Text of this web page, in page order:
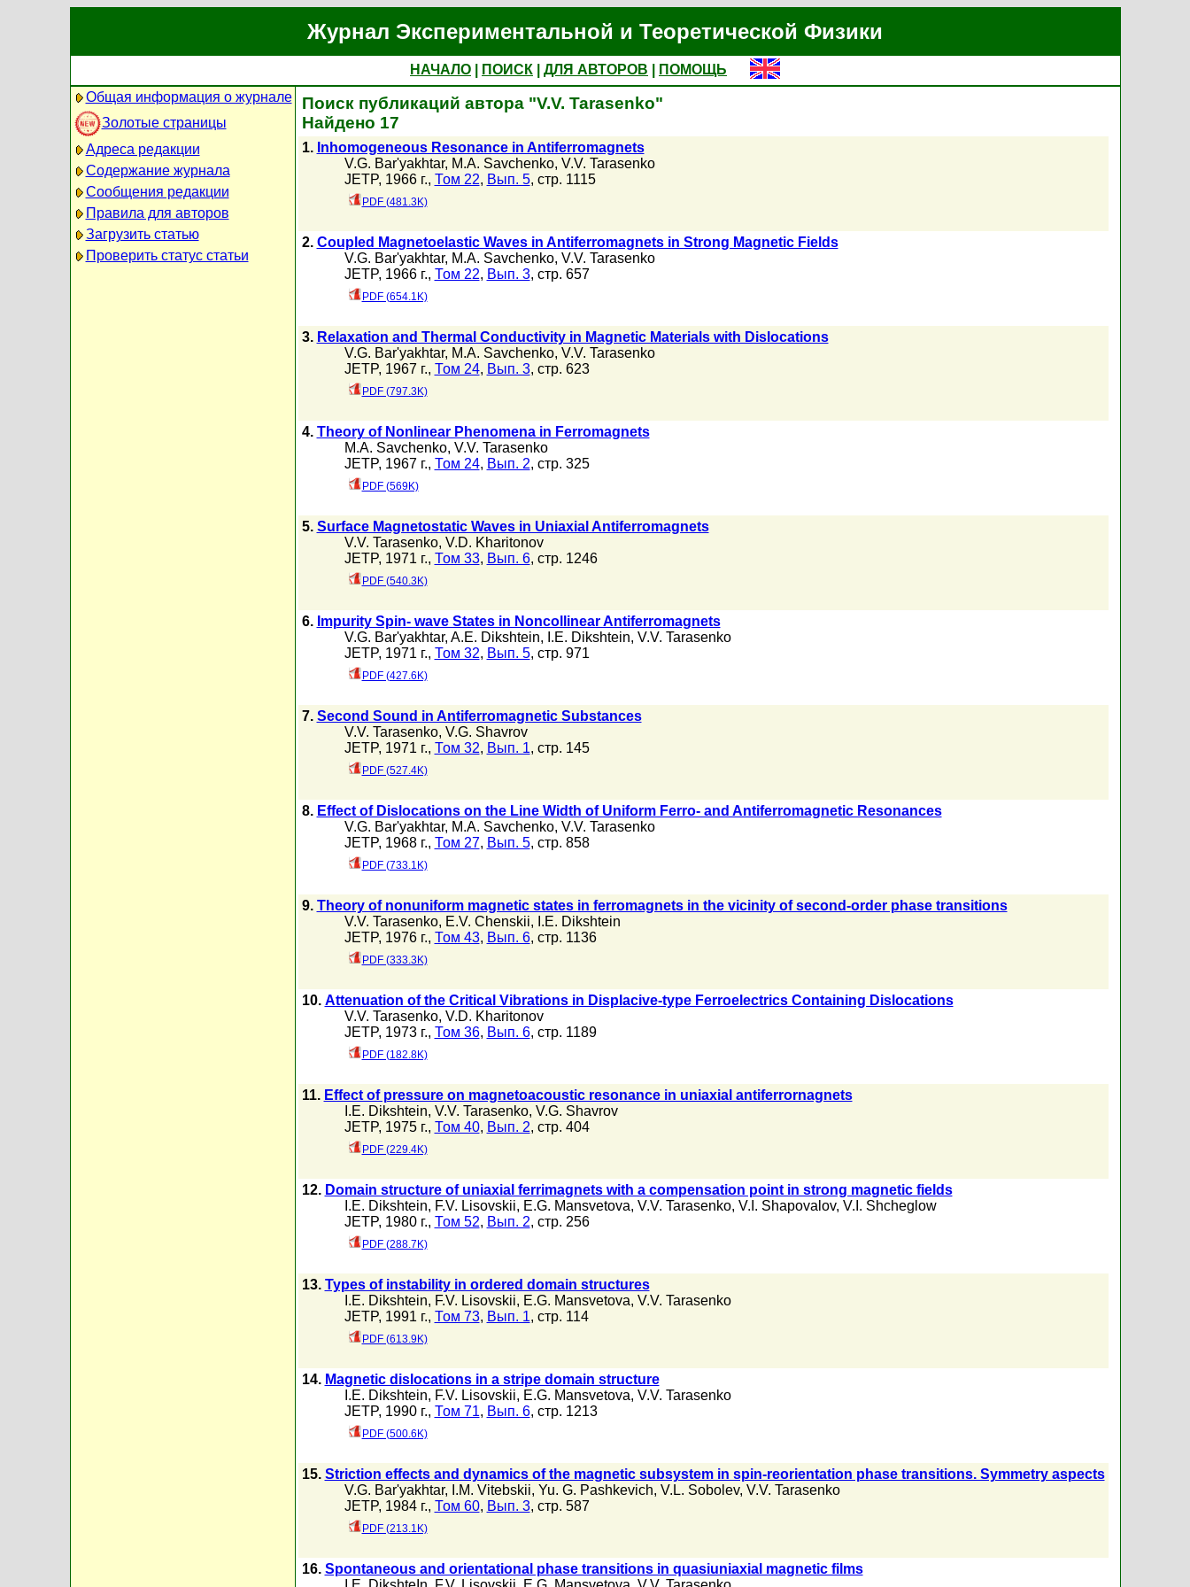
Журнал Экспериментальной и Теоретической Физики
НАЧАЛО ПОИСК ДЛЯ АВТОРОВ
ПОМОЩЬ
Общая информация о журнале
Золотые страницы
Адреса редакции
Содержание журнала
Сообщения редакции
Правила для авторов
Загрузить статью
Проверить статус статьи
Поиск публикаций автора "V.V. Tarasenko"
Найдено 17
1. Inhomogeneous Resonance in Antiferromagnets
V.G. Bar'yakhtar, M.A. Savchenko, V.V. Tarasenko
JETP, 1966 г., Том 22, Вып. 5, стр. 1115
PDF (481.3K)
2. Coupled Magnetoelastic Waves in Antiferromagnets in Strong Magnetic Fields
V.G. Bar'yakhtar, M.A. Savchenko, V.V. Tarasenko
JETP, 1966 г., Том 22, Вып. 3, стр. 657
PDF (654.1K)
3. Relaxation and Thermal Conductivity in Magnetic Materials with Dislocations
V.G. Bar'yakhtar, M.A. Savchenko, V.V. Tarasenko
JETP, 1967 г., Том 24, Вып. 3, стр. 623
PDF (797.3K)
4. Theory of Nonlinear Phenomena in Ferromagnets
M.A. Savchenko, V.V. Tarasenko
JETP, 1967 г., Том 24, Вып. 2, стр. 325
PDF (569K)
5. Surface Magnetostatic Waves in Uniaxial Antiferromagnets
V.V. Tarasenko, V.D. Kharitonov
JETP, 1971 г., Том 33, Вып. 6, стр. 1246
PDF (540.3K)
6. Impurity Spin- wave States in Noncollinear Antiferromagnets
V.G. Bar'yakhtar, A.E. Dikshtein, I.E. Dikshtein, V.V. Tarasenko
JETP, 1971 г., Том 32, Вып. 5, стр. 971
PDF (427.6K)
7. Second Sound in Antiferromagnetic Substances
V.V. Tarasenko, V.G. Shavrov
JETP, 1971 г., Том 32, Вып. 1, стр. 145
PDF (527.4K)
8. Effect of Dislocations on the Line Width of Uniform Ferro- and Antiferromagnetic Resonances
V.G. Bar'yakhtar, M.A. Savchenko, V.V. Tarasenko
JETP, 1968 г., Том 27, Вып. 5, стр. 858
PDF (733.1K)
9. Theory of nonuniform magnetic states in ferromagnets in the vicinity of second-order phase transitions
V.V. Tarasenko, E.V. Chenskii, I.E. Dikshtein
JETP, 1976 г., Том 43, Вып. 6, стр. 1136
PDF (333.3K)
10. Attenuation of the Critical Vibrations in Displacive-type Ferroelectrics Containing Dislocations
V.V. Tarasenko, V.D. Kharitonov
JETP, 1973 г., Том 36, Вып. 6, стр. 1189
PDF (182.8K)
11. Effect of pressure on magnetoacoustic resonance in uniaxial antiferrornagnets
I.E. Dikshtein, V.V. Tarasenko, V.G. Shavrov
JETP, 1975 г., Том 40, Вып. 2, стр. 404
PDF (229.4K)
12. Domain structure of uniaxial ferrimagnets with a compensation point in strong magnetic fields
I.E. Dikshtein, F.V. Lisovskii, E.G. Mansvetova, V.V. Tarasenko, V.I. Shapovalov, V.I. Shcheglow
JETP, 1980 г., Том 52, Вып. 2, стр. 256
PDF (288.7K)
13. Types of instability in ordered domain structures
I.E. Dikshtein, F.V. Lisovskii, E.G. Mansvetova, V.V. Tarasenko
JETP, 1991 г., Том 73, Вып. 1, стр. 114
PDF (613.9K)
14. Magnetic dislocations in a stripe domain structure
I.E. Dikshtein, F.V. Lisovskii, E.G. Mansvetova, V.V. Tarasenko
JETP, 1990 г., Том 71, Вып. 6, стр. 1213
PDF (500.6K)
15. Striction effects and dynamics of the magnetic subsystem in spin-reorientation phase transitions. Symmetry aspects
V.G. Bar'yakhtar, I.M. Vitebskii, Yu. G. Pashkevich, V.L. Sobolev, V.V. Tarasenko
JETP, 1984 г., Том 60, Вып. 3, стр. 587
PDF (213.1K)
16. Spontaneous and orientational phase transitions in quasiuniaxial magnetic films